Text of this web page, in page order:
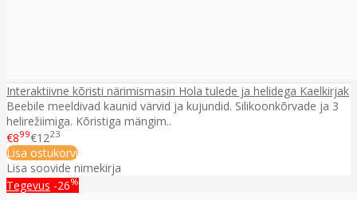
Interaktiivne kõristi närimismasin Hola tulede ja helidega Kaelkirjak
Beebile meeldivad kaunid värvid ja kujundid. Silikoonkõrvade ja 3
helirežiimiga. Kõristiga mängim..
€899€1223
Lisa ostukorvi
Lisa soovide nimekirja
Tegevus -26%